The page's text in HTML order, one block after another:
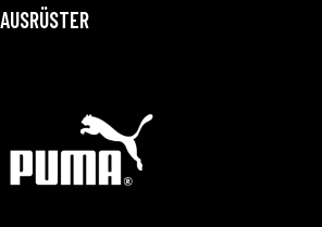
AUSRÜSTER